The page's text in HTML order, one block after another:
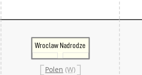
Wroclaw Nadrodze
Polen (W)